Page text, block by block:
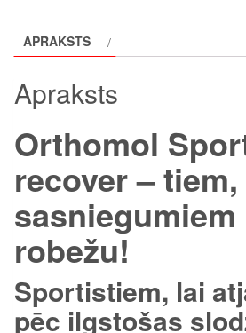
APRAKSTS
Apraksts
Orthomol
recover –
sasniegumiem
robežu!
Sportistiem, lai
pēc ilgstošas